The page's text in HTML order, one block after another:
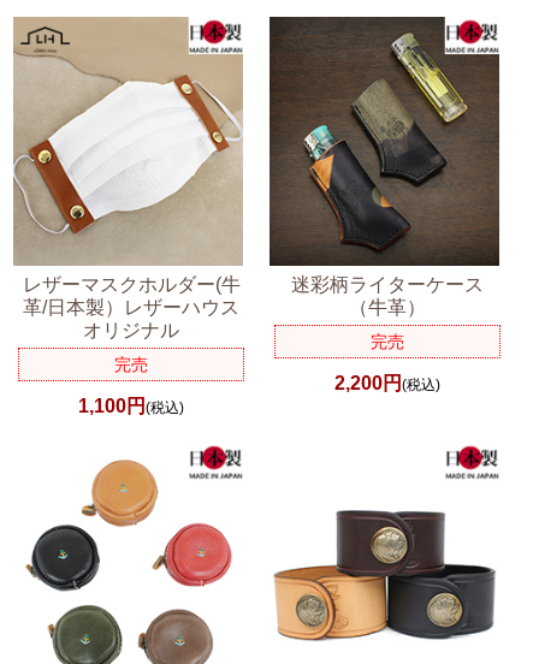
レザーマスクホルダー(牛
革/日本製）レザーハウス
オリジナル
完売
1,100円(税込)
迷彩柄ライターケース
（牛革）
完売
2,200円 (税込)